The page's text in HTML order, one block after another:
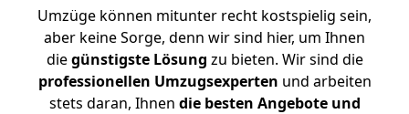
Umzüge können mitunter recht kostspielig sein,
aber keine Sorge, denn wir sind hier, um Ihnen
diegünstigste Lösung zu bieten. Wir sind die
professionellen Umzugsexperten und arbeiten
stets daran, Ihnen die besten Angebote und